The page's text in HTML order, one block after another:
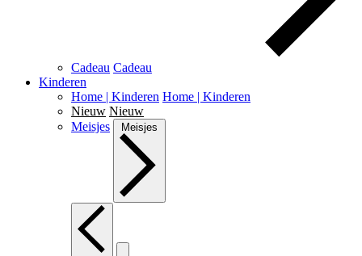
Cadeau Cadeau
Kinderen
Home | Kinderen Home | Kinderen
Nieuw Nieuw
Meisjes
Meisjes